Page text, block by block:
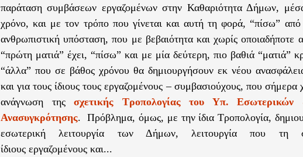
παράταση συμβάσεων εργαζομένων στην Καθαριότητα Δήμων,
χρόνο, και με τον τρόπο που γίνεται και αυτή τη φορά, “πίσω”
ανθρωπιστική υπόσταση, που με βεβαιότητα και χωρίς οποιαδήποτε
“πρώτη ματιά” έχει, “πίσω” και με μία δεύτερη, πιο βαθιά “ματιά”
“άλλα” που σε βάθος χρόνου θα δημιουργήσουν εκ νέου
και για τους ίδιους τους εργαζομένους – συμβασιούχους, που σήμερα
ανάγνωση της σχετικής Τροπολογίας του Υπ. Εσωτερικών
Ανασυγκρότησης. Πρόβλημα, όμως, με την ίδια Τροπολογία,
εσωτερική λειτουργία των Δήμων, λειτουργία που τη
ίδιους εργαζομένους και...